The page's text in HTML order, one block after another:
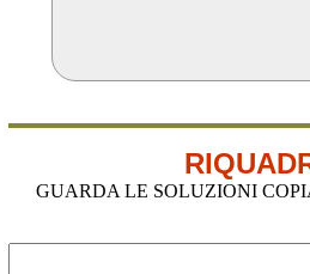
GUARDA LE SOLUZIONI